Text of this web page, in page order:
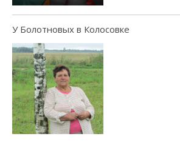
У Болотновых в Колосовке